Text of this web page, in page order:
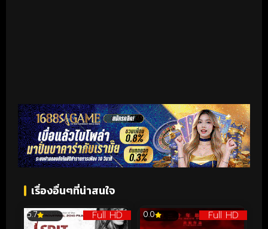
เรื่องอื่นๆที่น่าสนใจ
Full HD
5.7 Full HD
0.0